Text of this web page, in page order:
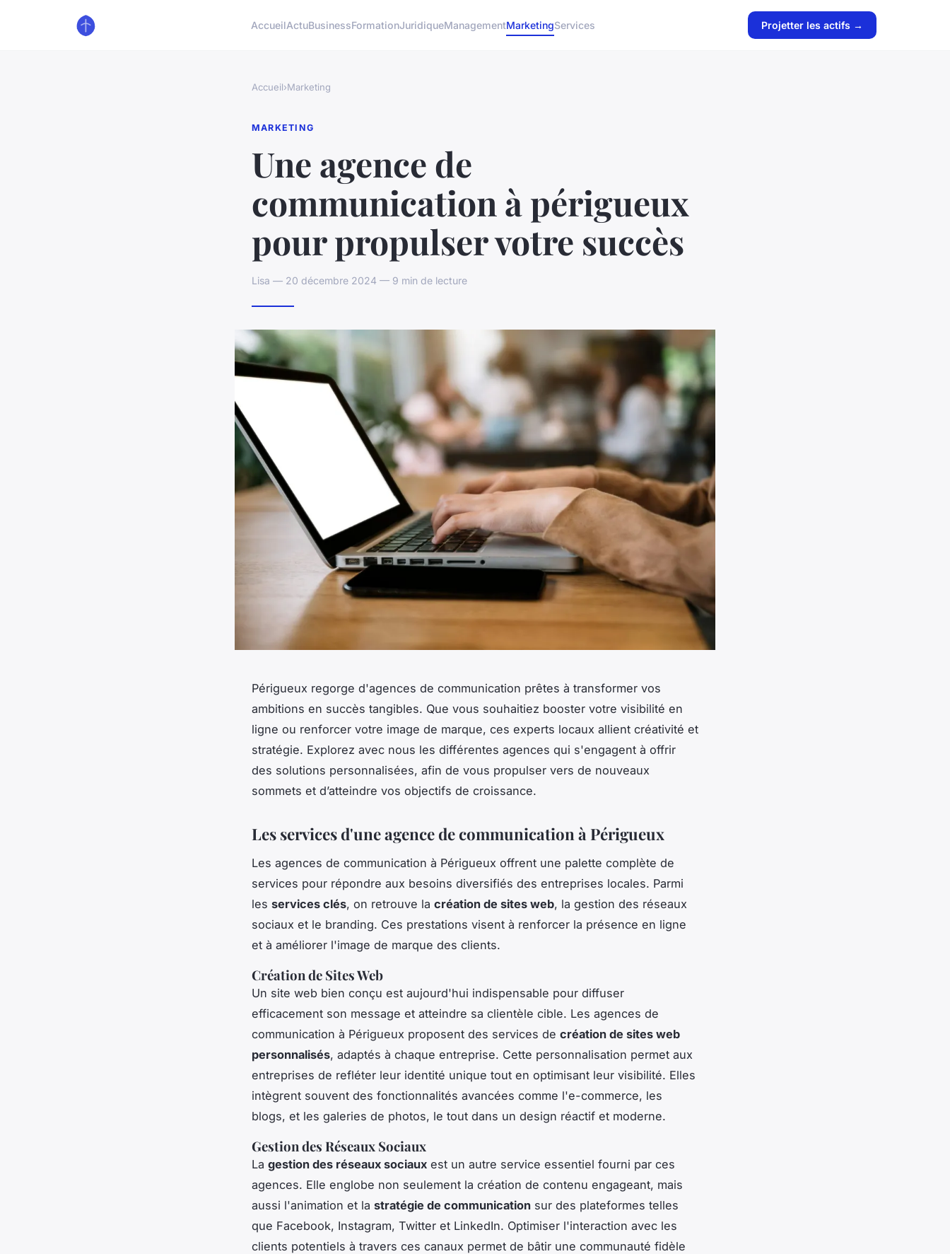
AccueilActuBusinessFormationJuridiqueManagementMarketingServices Projetter les actifs →
Accueil›Marketing
MARKETING
Une agence de
communication à périgueux
pour propulser votre succès
Lisa — 20 décembre 2024 — 9 min de lecture
Périgueux regorge d'agences de communication prêtes à transformer vos
ambitions en succès tangibles. Que vous souhaitiez booster votre visibilité en
ligne ou renforcer votre image de marque, ces experts locaux allient créativité et
stratégie. Explorez avec nous les différentes agences qui s'engagent à offrir
des solutions personnalisées, afin de vous propulser vers de nouveaux
sommets et d’atteindre vos objectifs de croissance.
Les services d'une agence de communication à Périgueux
Les agences de communication à Périgueux offrent une palette complète de
services pour répondre aux besoins diversifiés des entreprises locales. Parmi
les services clés, on retrouve la création de sites web, la gestion des réseaux
sociaux et le branding. Ces prestations visent à renforcer la présence en ligne
et à améliorer l'image de marque des clients.
Création de Sites Web
Un site web bien conçu est aujourd'hui indispensable pour diffuser
efficacement son message et atteindre sa clientèle cible. Les agences de
communication à Périgueux proposent des services de création de sites web
personnalisés, adaptés à chaque entreprise. Cette personnalisation permet aux
entreprises de refléter leur identité unique tout en optimisant leur visibilité. Elles
intègrent souvent des fonctionnalités avancées comme l'e-commerce, les
blogs, et les galeries de photos, le tout dans un design réactif et moderne.
Gestion des Réseaux Sociaux
La gestion des réseaux sociaux est un autre service essentiel fourni par ces
agences. Elle englobe non seulement la création de contenu engageant, mais
aussi l'animation et la stratégie de communication sur des plateformes telles
que Facebook, Instagram, Twitter et LinkedIn. Optimiser l'interaction avec les
clients potentiels à travers ces canaux permet de bâtir une communauté fidèle